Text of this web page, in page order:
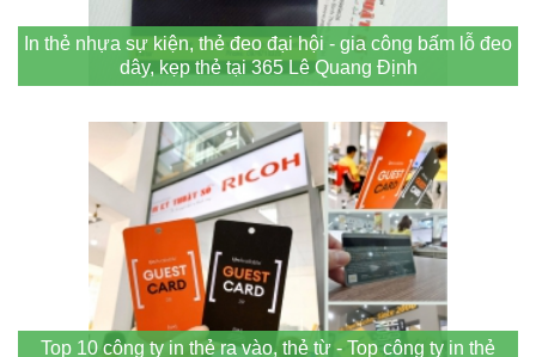
In thẻ nhựa sự kiện, thẻ đeo đại hội - gia công bấm lỗ đeo
dây, kẹp thẻ tại 365 Lê Quang Định
Top 10 công ty in thẻ ra vào, thẻ từ - Top công ty in thẻ